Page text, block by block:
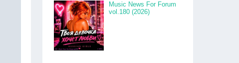
Music News For Forum
vol.180 (2026)